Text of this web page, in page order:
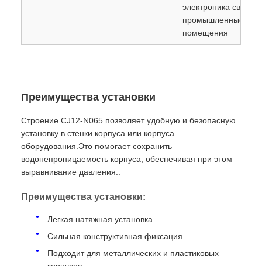
электроника связи,
промышленные
помещения
Преимущества установки
Строение CJ12-N065 позволяет удобную и безопасную
установку в стенки корпуса или корпуса
оборудования.Это помогает сохранить
водонепроницаемость корпуса, обеспечивая при этом
выравнивание давления..
Преимущества установки:
Легкая натяжная установка
Сильная конструктивная фиксация
Подходит для металлических и пластиковых